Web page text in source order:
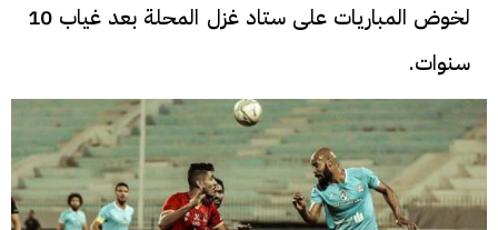
لخوض المباريات على ستاد غزل المحلة بعد غياب 10
سنوات.